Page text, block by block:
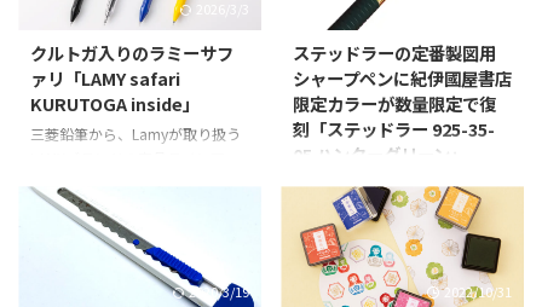
2026/3/3
クルトガ入りのラミーサフ
ァリ「LAMY safari
KURUTOGA inside」
三菱鉛筆から、Lamyが取り扱う
プにおいて最も人気のある
「LAMY safari（ラミー サファ
リ）」シリーズに、“芯が回って
トガりつづける”シャープ「クル
トガ」の機能を搭載した新規設計
ステッドラーの定番製図用
シャープペンに紀伊國屋書店
限定カラーが数量限定で復
刻「ステッドラー 925-35-
05 ハンターグリーン」
紀伊國屋書店から、人気のシャー
プペンシル「925 35シリーズ」の
紀伊國屋書店限定カラーであった
「ステッドラー 925-35-05 ハン
ターグリーン」を復刻版として、
2020/3/19 2022/10/31